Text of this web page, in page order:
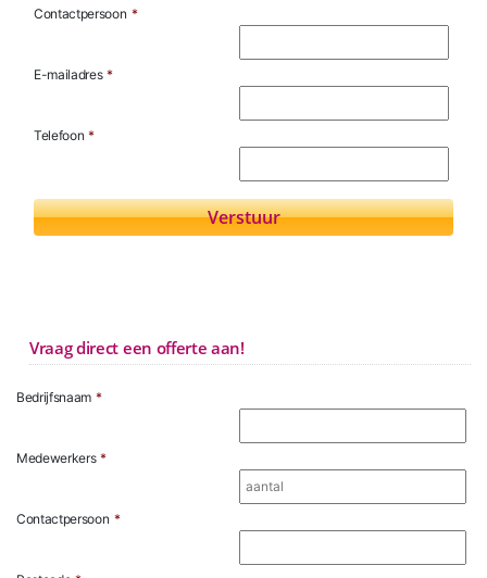
Contactpersoon *
E-mailadres *
Telefoon *
Vraag direct een offerte aan!
Bedrijfsnaam *
Medewerkers *
Contactpersoon *